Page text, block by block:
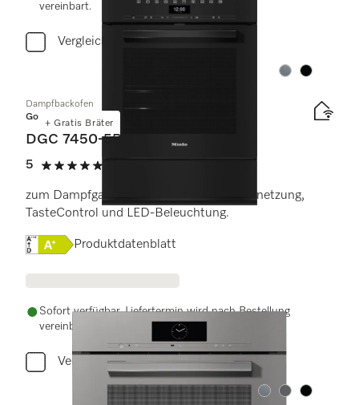
vereinbart.
Vergleichen
+ Gratis Bräter
Farbe:Farbe:
Dampfbackofen
Gold
DGC 7450-55
5
5 von 5 Sternen
zum Dampfgaren, Backen, Braten mit Vernetzung,
TasteControl und LED-Beleuchtung.
Onlinelabel Image, Energielabel
Produktdatenblatt
Sofort verfügbar. Liefertermin wird nach Bestellung
vereinbart.
Vergleichen
Farbe:Farbe:Farbe: